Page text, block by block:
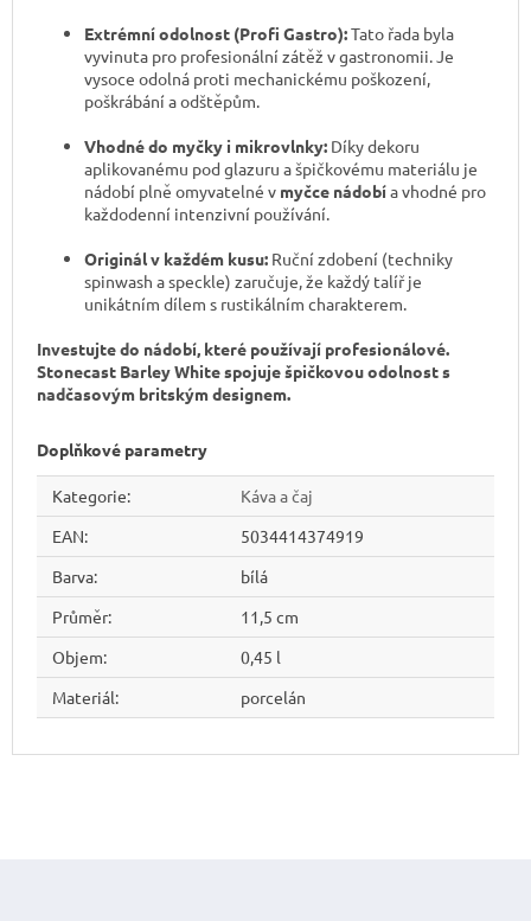
Extrémní odolnost (Profi Gastro):Tato řada byla
vyvinuta pro profesionální zátěž v gastronomii. Je
vysoce odolná proti mechanickému poškození,
poškrábání a odštěpům.
Vhodné do myčky i mikrovlnky: Díky dekoru
aplikovanému pod glazuru a špičkovému materiálu je
nádobí plně omyvatelné v myčce nádobía vhodné pro
každodenní intenzivní používání.
Originál v každém kusu: Ruční zdobení (techniky
spinwash a speckle) zaručuje, že každý talíř je
unikátním dílem s rustikálním charakterem.
Investujte do nádobí, které používají profesionálové.
Stonecast Barley White spojuje špičkovou odolnost s
nadčasovým britským designem.
Doplňkové parametry
Kategorie:
Káva a čaj
EAN:
5034414374919
Barva:
bílá
Průměr:
11,5 cm
Objem:
0,45 l
Materiál: porcelán